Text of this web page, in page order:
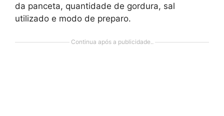
da panceta, quantidade de gordura, sal
utilizado e modo de preparo.
Continua após a publicidade..